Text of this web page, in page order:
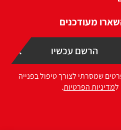
מעודכנים
שמסרתי לצורך טיפול בפנייה
למדיניות הפרטיות.